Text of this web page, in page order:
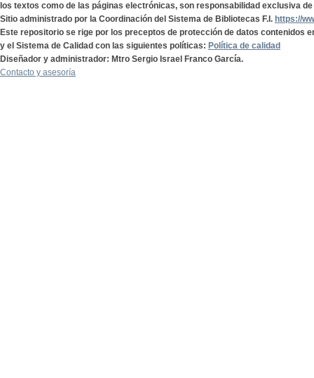
los textos como de las páginas electrónicas, son responsabilidad exclusiva
Sitio administrado por la Coordinación del Sistema de Bibliotecas F.I. https://
Este repositorio se rige por los preceptos de protección de datos contenidos
y el Sistema de Calidad con las siguientes políticas: Política de calidad
Diseñador y administrador: Mtro Sergio Israel Franco García.
Contacto y asesoría